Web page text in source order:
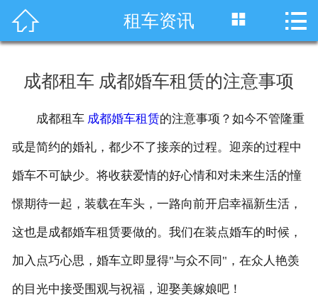
 首页
川藏线租车
服务项目
租车资讯
租车价格
 租车资讯  
成都租车 成都婚车租赁的注意事项
成都租车 成都婚车租赁的注意事项？如今不管隆重
或是简约的婚礼，都少不了接亲的过程。迎亲的过程中
婚车不可缺少。将收获爱情的好心情和对未来生活的憧
憬期待一起，装载在车头，一路向前开启幸福新生活，
这也是成都婚车租赁要做的。我们在装点婚车的时候，
加入点巧心思，婚车立即显得"与众不同"，在众人艳羡
的目光中接受围观与祝福，迎娶美嫁娘吧！